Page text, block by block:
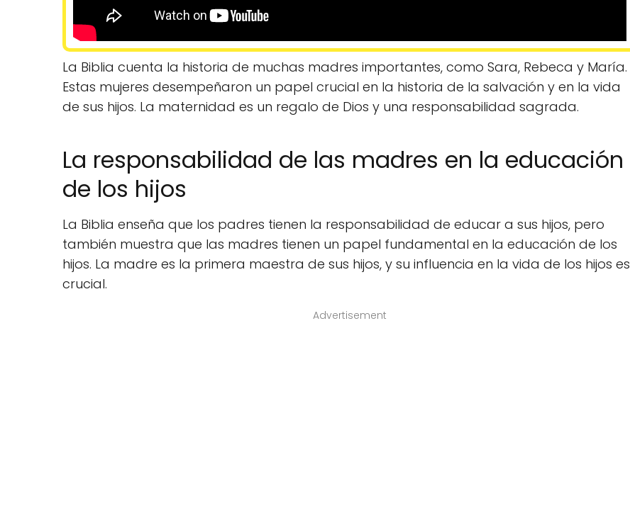
La Biblia cuenta la historia de muchas madres importantes, como Sara, Rebeca y María.
Estas mujeres desempeñaron un papel crucial en la historia de la salvación y en la vida
de sus hijos. La maternidad es un regalo de Dios y una responsabilidad sagrada.
La responsabilidad de las madres en la educación
de los hijos
La Biblia enseña que los padres tienen la responsabilidad de educar a sus hijos, pero
también muestra que las madres tienen un papel fundamental en la educación de los
hijos. La madre es la primera maestra de sus hijos, y su influencia en la vida de los hijos es
crucial.
Advertisement